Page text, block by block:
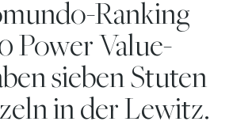
Ranking
Power Value-
sieben Stuten
in der Lewitz.